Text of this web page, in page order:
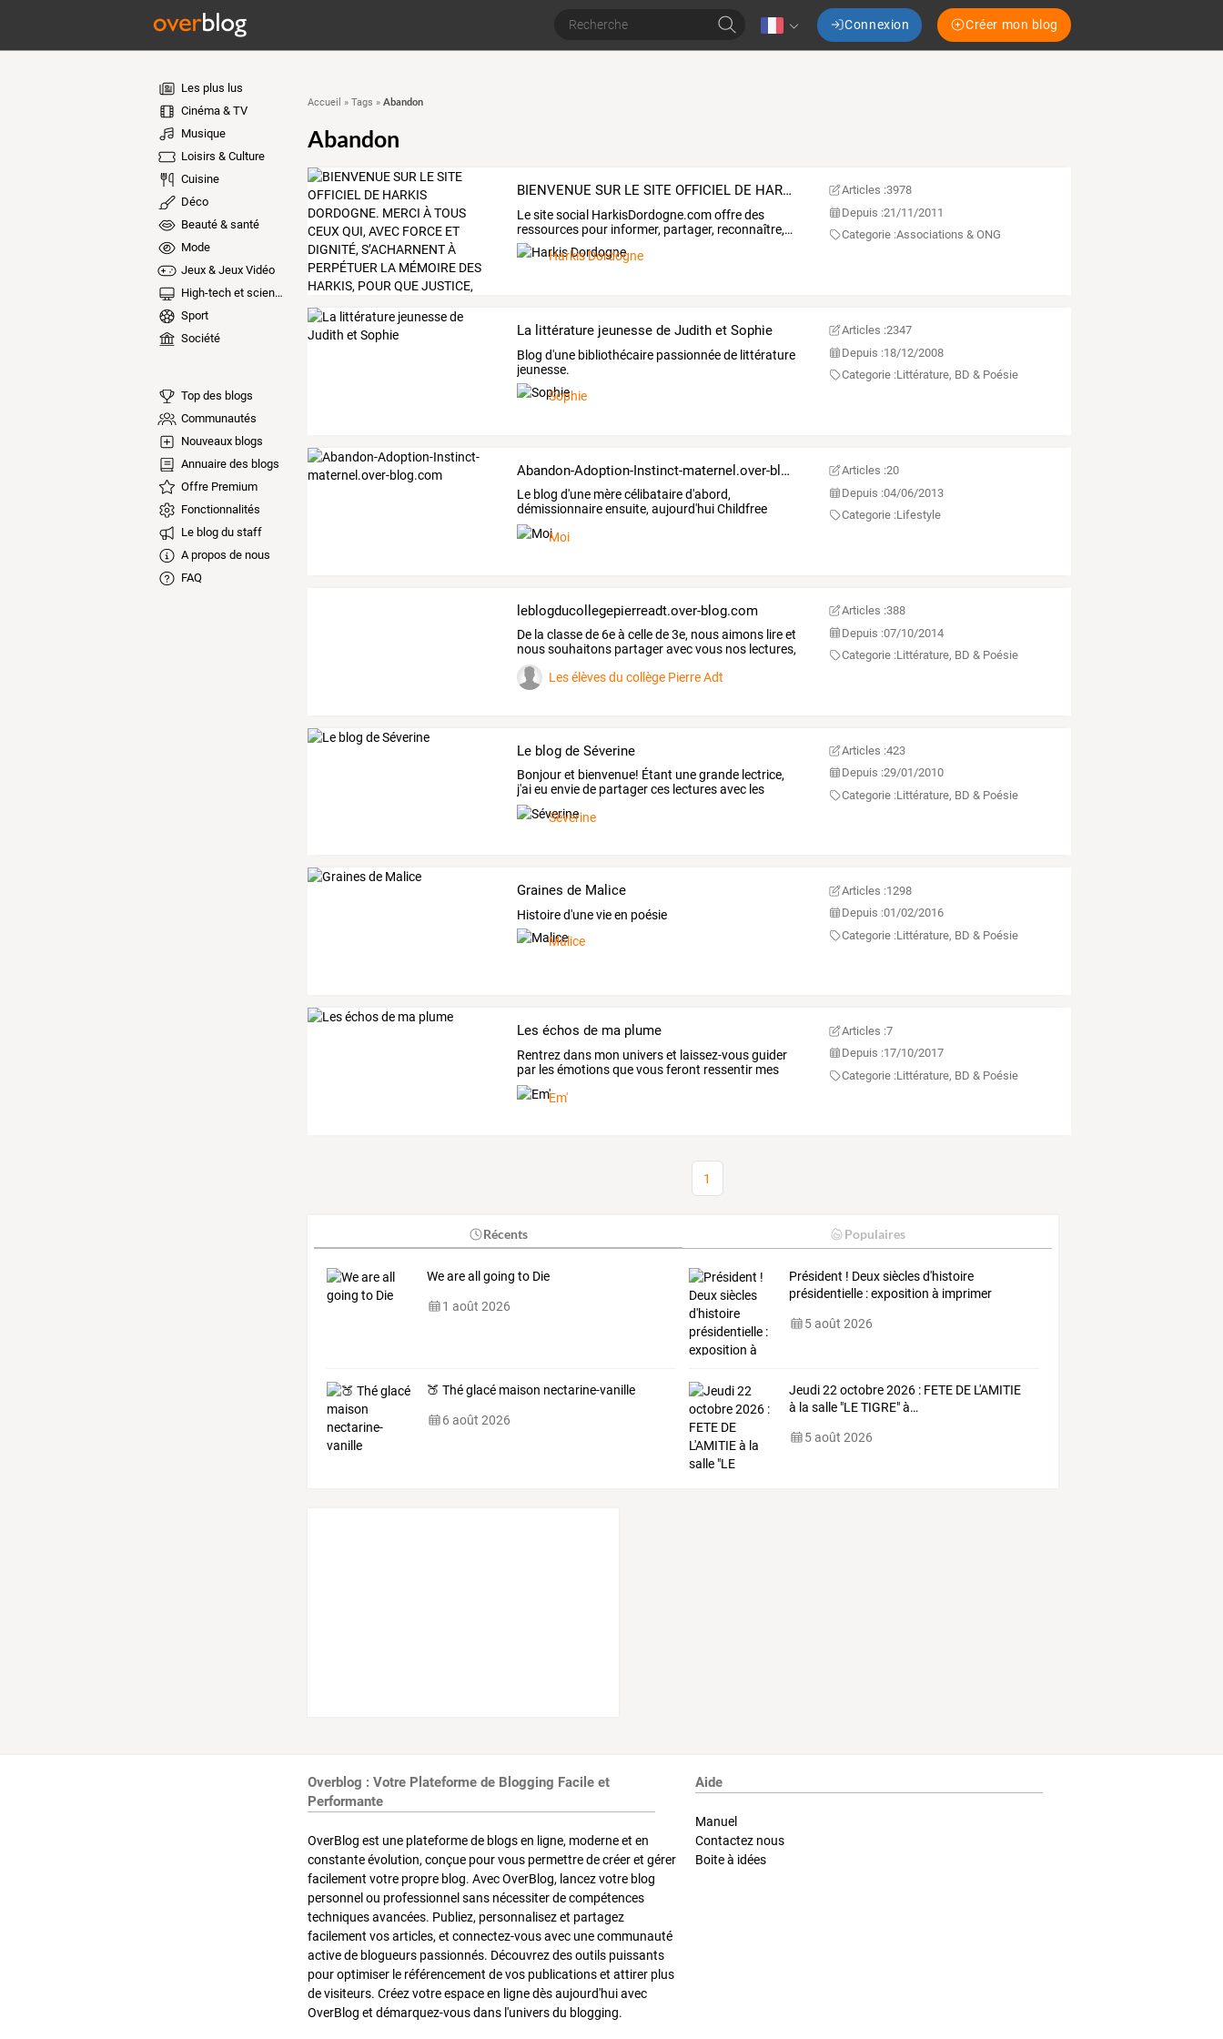
Connexion Créer mon blog
Les plus lus
Cinéma & TV
Musique
Loisirs & Culture
Cuisine
Déco
Beauté & santé
Mode
Jeux & Jeux Vidéo
High-tech et sciences
Sport
Société
Top des blogs
Communautés
Nouveaux blogs
Annuaire des blogs
Offre Premium
Fonctionnalités
Le blog du staff
A propos de nous
FAQ
Accueil » Tags » Abandon
Abandon
BIENVENUE SUR LE SITE OFFICIEL DE HARKIS DORDOGNE. MERCI À TOUS CEUX QUI, AVEC FORCE ET DIGNITÉ, S’ACHARNENT À PERPÉTUER LA MÉMOIRE DES HARKIS, POUR QUE JUSTICE, RESPECT ET HISTOIRE NE SOIENT JAMAIS OUBLIÉS.
Lesitesocial HarkisDordogne.comoffredes
ressources pour informer, partager, reconnaître,…
Harkis Dordogne
Articles :3978
Depuis :21/11/2011
Categorie :Associations & ONG
La littérature jeunesse de Judith et Sophie
Blog d'une bibliothécaire passionnée de littérature
jeunesse.
Sophie
Articles :2347
Depuis :18/12/2008
Categorie :Littérature, BD & Poésie
Abandon-Adoption-Instinct-maternel.over-blog.com
Le blog d'une mèrecélibataired'abord,
démissionnaireensuite,aujourd'huiChildfree
(libre
Moi
Articles :20
Depuis :04/06/2013
Categorie :Lifestyle
leblogducollegepierreadt.over-blog.com
De la classede 6eà cellede3e, nousaimons lireet
noussouhaitons partageravecvous nos lectures,
…
Les élèves du collège Pierre Adt
Articles :388
Depuis :07/10/2014
Categorie :Littérature, BD & Poésie
Le blog de Séverine
Bonjouret bienvenue! Étant unegrande lectrice,
j'aieu enviede partagerces lecturesavec les
visiteurs
Séverine
Articles :423
Depuis :29/01/2010
Categorie :Littérature, BD & Poésie
Graines de Malice
Histoire d'une vie en poésie
Malice
Articles :1298
Depuis :01/02/2016
Categorie :Littérature, BD & Poésie
Les échos de ma plume
Rentrezdans mon universet laissez-vousguider
par lesémotionsquevousferont ressentir mes
écrits.
Em'
Articles :7
Depuis :17/10/2017
Categorie :Littérature, BD & Poésie
1
Récents Populaires
We are all going to Die
1 août 2026
Président ! Deux siècles d'histoire
présidentielle : exposition à imprimer
5 août 2026
🍑 Thé glacé maison nectarine-vanille
6 août 2026
Jeudi22 octobre2026 : FETE DE L'AMITIE
à la salle "LETIGRE"à…
5 août 2026
Overblog : Votre Plateforme de Blogging Facile et
Performante
OverBlog est une plateforme de blogs en ligne, moderne et en
constante évolution, conçue pour vous permettre de créer et gérer
facilement votre propre blog. Avec OverBlog, lancez votre blog
personnel ou professionnel sans nécessiter de compétences
techniques avancées. Publiez, personnalisez et partagez
facilement vos articles, et connectez-vous avec une communauté
active de blogueurs passionnés. Découvrez des outils puissants
pour optimiser le référencement de vos publications et attirer plus
de visiteurs. Créez votre espace en ligne dès aujourd'hui avec
OverBlog et démarquez-vous dans l'univers du blogging.
Aide
Manuel
Contactez nous
Boite à idées